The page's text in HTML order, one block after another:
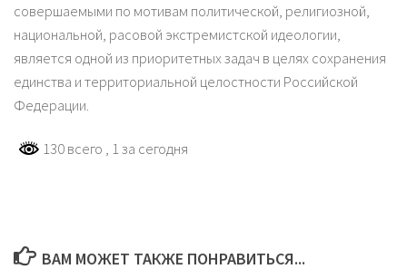
совершаемыми по мотивам политической, религиозной,
национальной, расовой экстремистской идеологии,
является одной из приоритетных задач в целях сохранения
единства и территориальной целостности Российской
Федерации.
130 всего , 1 за сегодня
ВАМ МОЖЕТ ТАКЖЕ ПОНРАВИТЬСЯ...